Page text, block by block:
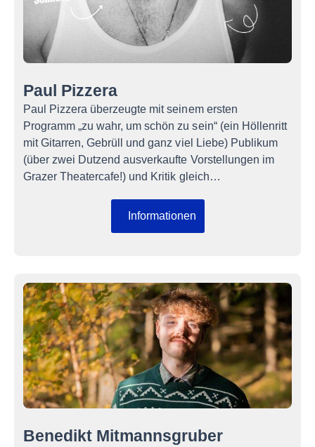
Paul Pizzera
Paul Pizzera überzeugte mit seinem ersten
Programm „zu wahr, um schön zu sein“ (ein Höllenritt
mit Gitarren, Gebrüll und ganz viel Liebe) Publikum
(über zwei Dutzend ausverkaufte Vorstellungen im
Grazer Theatercafe!) und Kritik gleich…
Informationen
Benedikt Mitmannsgruber